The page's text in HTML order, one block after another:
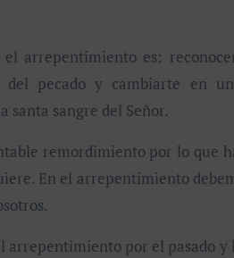
arrepentimiento es:
del pecado y cambiarte en
santa sangre del Señor.
remordimiento por lo que
En el arrepentimiento
por el pasado y